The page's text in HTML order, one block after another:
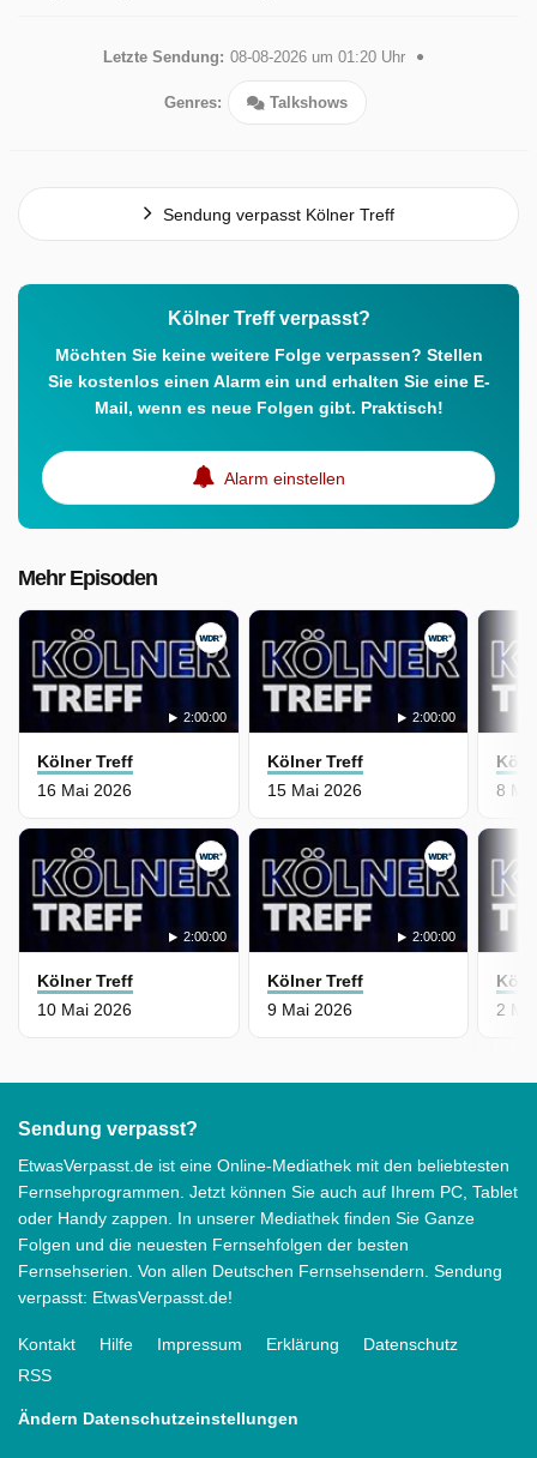
Letzte Sendung: 08-08-2026 um 01:20 Uhr
Genres: Talkshows
Sendung verpasst Kölner Treff
Kölner Treff verpasst?
Möchten Sie keine weitere Folge verpassen? Stellen
Sie kostenlos einen Alarm ein und erhalten Sie eine E-
Mail, wenn es neue Folgen gibt. Praktisch!
Alarm einstellen
Mehr Episoden
2:00:00
Kölner Treff
16 Mai 2026
2:00:00
Kölner Treff
15 Mai 2026
2:00:00
Kölner Treff
10 Mai 2026
2:00:00
Kölner Treff
9 Mai 2026
8
2
Sendung verpasst?
EtwasVerpasst.de ist eine Online-Mediathek mit den beliebtesten
Fernsehprogrammen. Jetzt können Sie auch auf Ihrem PC, Tablet
oder Handy zappen. In unserer Mediathek finden Sie Ganze
Folgen und die neuesten Fernsehfolgen der besten
Fernsehserien. Von allen Deutschen Fernsehsendern. Sendung
verpasst: EtwasVerpasst.de!
Kontakt Hilfe Impressum Erklärung
Datenschutz
RSS
Ändern Datenschutzeinstellungen